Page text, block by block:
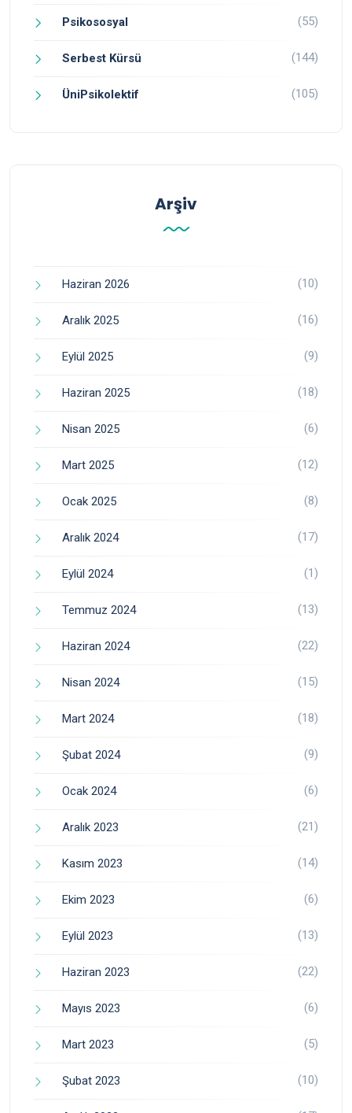
Psikososyal (55)
Serbest Kürsü (144)
ÜniPsikolektif (105)
Arşiv
Haziran 2026 (10)
Aralık 2025 (16)
Eylül 2025 (9)
Haziran 2025 (18)
Nisan 2025 (6)
Mart 2025 (12)
Ocak 2025 (8)
Aralık 2024 (17)
Eylül 2024 (1)
Temmuz 2024 (13)
Haziran 2024 (22)
Nisan 2024 (15)
Mart 2024 (18)
Şubat 2024 (9)
Ocak 2024 (6)
Aralık 2023 (21)
Kasım 2023 (14)
Ekim 2023 (6)
Eylül 2023 (13)
Haziran 2023 (22)
Mayıs 2023 (6)
Mart 2023 (5)
Şubat 2023 (10)